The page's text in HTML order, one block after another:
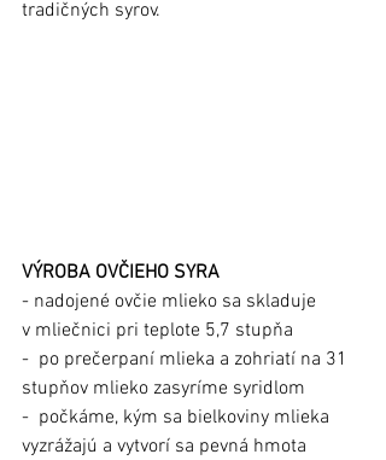
tradičných syrov.
VÝROBA OVČIEHO SYRA
- nadojené ovčie mlieko sa skladuje
v mliečnici pri teplote 5,7 stupňa
- po prečerpaní mlieka a zohriatí na 31
stupňov mlieko zasyríme syridlom
- počkáme, kým sa bielkoviny mlieka
vyzrážajú a vytvorí sa pevná hmota